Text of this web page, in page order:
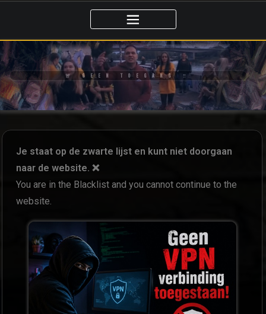
🚨 GEEN TOEGANG ‼️
Je staat op de zwarte lijst en kunt niet doorgaan
naar de website. ❌
You are in the Blacklist and you cannot continue to the
website.